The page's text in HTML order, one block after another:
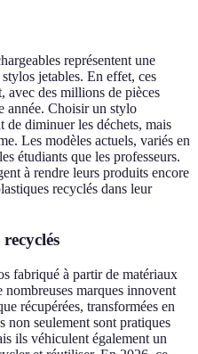
représentent une
jetables. En effet, ces
avec des millions de pièces
année. Choisir un stylo
de diminuer les déchets, mais
Les modèles actuels, variés en
étudiants que les professeurs.
à rendre leurs produits encore
recyclés dans leur
fabriqué à partir de matériaux
marques innovent
récupérées, transformées en
non seulement sont pratiques
ils véhiculent également un